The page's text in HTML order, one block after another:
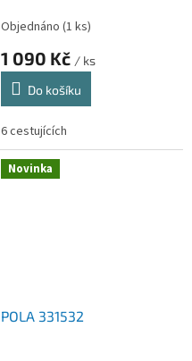
Objednáno (1 ks)
1 090 Kč / ks
Do košíku
6 cestujících
Novinka
POLA 331532